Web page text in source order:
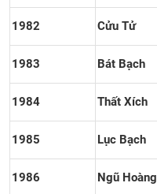
1982 Cửu Tử
1983 Bát Bạch
1984 Thất Xích
1985 Lục Bạch
1986 Ngũ Hoàng